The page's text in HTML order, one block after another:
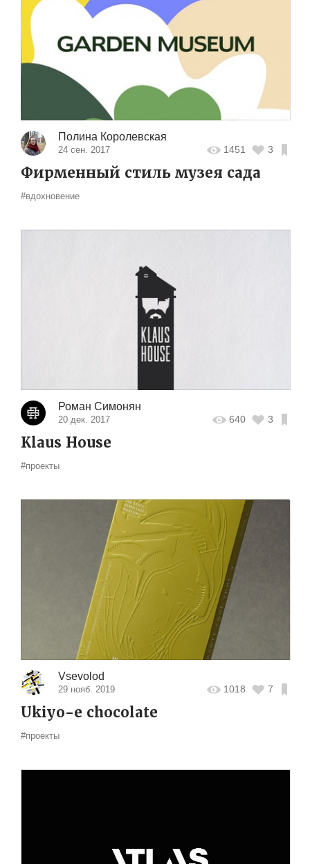
Полина Королевская
24 сен. 2017 1451 3
Фирменный стиль музея сада
#вдохновение
Роман Симонян
20 дек. 2017 640 3
Klaus House
#проекты
Vsevolod
29 нояб. 2019 1018 7
Ukiyo-е chocolate
#проекты